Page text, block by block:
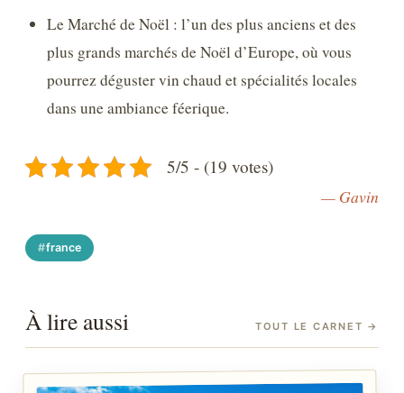
Le Marché de Noël : l’un des plus anciens et des
plus grands marchés de Noël d’Europe, où vous
pourrez déguster vin chaud et spécialités locales
dans une ambiance féerique.
5/5 - (19 votes)
— Gavin
france
À lire aussi TOUT LE CARNET →